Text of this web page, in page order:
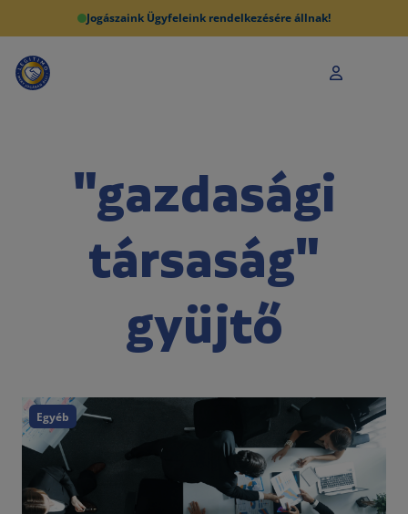
Jogászaink Ügyfeleink rendelkezésére állnak!
"gazdasági
társaság"
gyüjtő
Egyéb